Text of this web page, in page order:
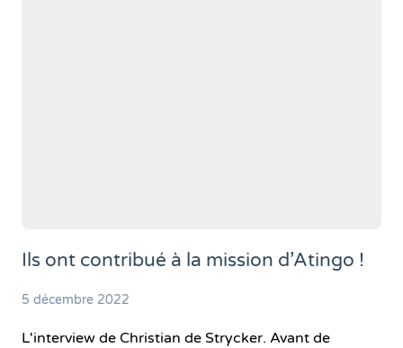
Ils ont contribué à la mission d’Atingo !
5 décembre 2022
L'interview de Christian de Strycker. Avant de